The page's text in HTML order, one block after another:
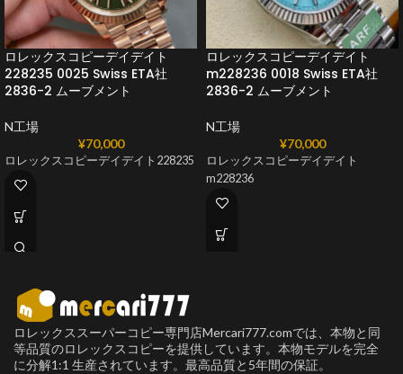
ロレックスコピーデイデイト
228235 0025 Swiss ETA社
2836-2 ムーブメント
N工場
¥70,000
ロレックスコピーデイデイト228235
ロレックスコピーデイデイト
m228236 0018 Swiss ETA社
2836-2 ムーブメント
N工場
¥70,000
ロレックスコピーデイデイト
m228236
ロレックススーパーコピー専門店Mercari777.comでは、本物と同
等品質のロレックスコピーを提供しています。本物モデルを完全
に分解1:1 生産されています。最高品質と5年間の保証。